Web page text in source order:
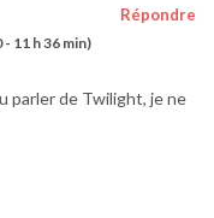
11 h 36 min)
Répondre
parler de Twilight, je ne